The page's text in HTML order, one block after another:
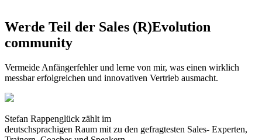
Werde Teil der Sales (R)Evolution
community
Vermeide Anfängerfehler und lerne von mir, was einen wirklich
messbar erfolgreichen und innovativen Vertrieb ausmacht.
Stefan Rappenglück zählt im
deutschsprachigen Raum mit zu den gefragtesten Sales- Experten,